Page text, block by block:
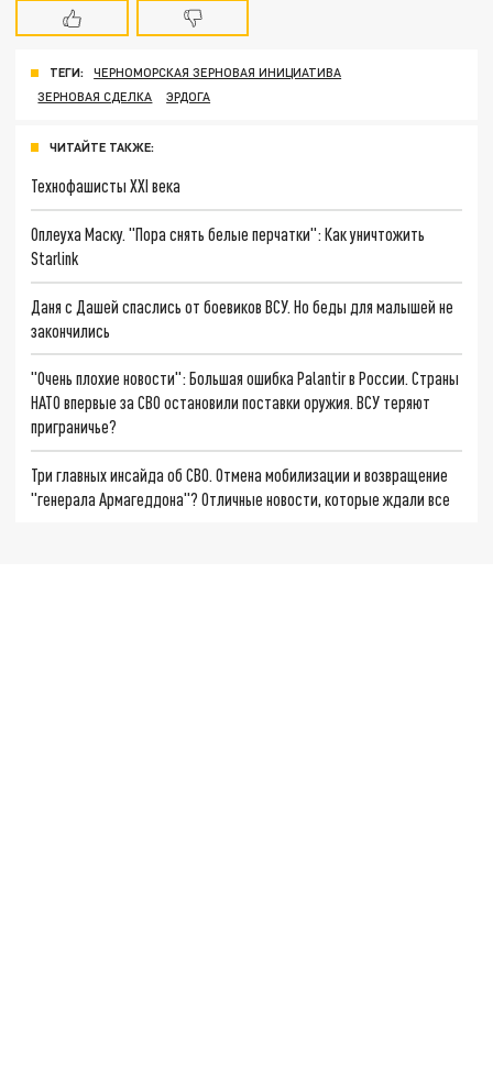
ТЕГИ:
ЧЕРНОМОРСКАЯ ЗЕРНОВАЯ ИНИЦИАТИВА
ЗЕРНОВАЯ СДЕЛКА
ЭРДОГА
ЧИТАЙТЕ ТАКЖЕ:
Технофашисты XXI века
Оплеуха Маску. "Пора снять белые перчатки": Как уничтожить
Starlink
Даня с Дашей спаслись от боевиков ВСУ. Но беды для малышей не
закончились
"Очень плохие новости": Большая ошибка Palantir в России. Страны
НАТО впервые за СВО остановили поставки оружия. ВСУ теряют
приграничье?
Три главных инсайда об СВО. Отмена мобилизации и возвращение
"генерала Армагеддона"? Отличные новости, которые ждали все